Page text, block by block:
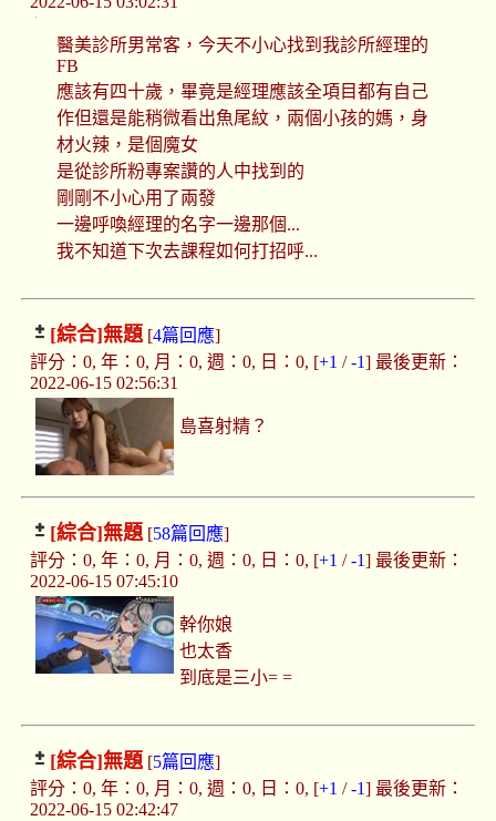
醫美診所男常客，今天不小心找到我診所經理的
FB
應該有四十歲，畢竟是經理應該全項目都有自己
作但還是能稍微看出魚尾紋，兩個小孩的媽，身
材火辣，是個魔女
是從診所粉專案讚的人中找到的
剛剛不小心用了兩發
一邊呼喚經理的名字一邊那個...
我不知道下次去課程如何打招呼...
[綜合]無題[4篇回應]
評分：0, 年：0, 月：0, 週：0, 日：0, [+1 /-1] 最後更新：
2022-06-15 02:56:31
島喜射精？
[綜合]無題[58篇回應]
評分：0, 年：0, 月：0, 週：0, 日：0, [+1 /-1] 最後更新：
2022-06-15 07:45:10
幹你娘
也太香
到底是三小= =
[綜合]無題[5篇回應]
評分：0, 年：0, 月：0, 週：0, 日：0, [+1 /-1] 最後更新：
2022-06-15 02:42:47